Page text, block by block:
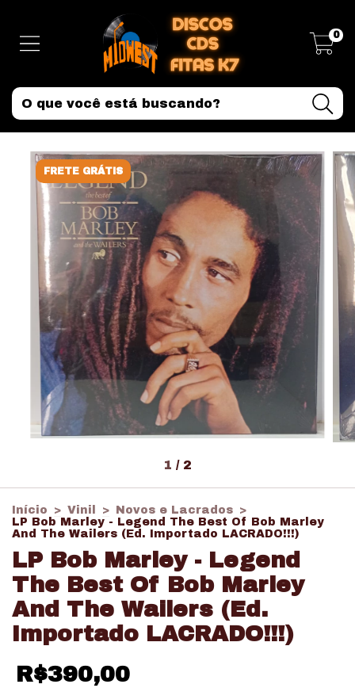
0
FRETE GRÁTIS
1 / 2
Início > Vinil > Novos e Lacrados >
LP Bob Marley - Legend The Best Of Bob Marley
And The Wailers (Ed. Importado LACRADO!!!)
LP Bob Marley - Legend
The Best Of Bob Marley
And The Wailers (Ed.
Importado LACRADO!!!)
R$390,00